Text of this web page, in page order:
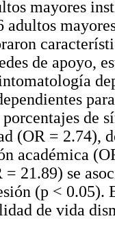
mayores
adultos
de apoyo,
de
(OR = 2.74),
académica
= 21.89) se
(p < 0.05).
de vida